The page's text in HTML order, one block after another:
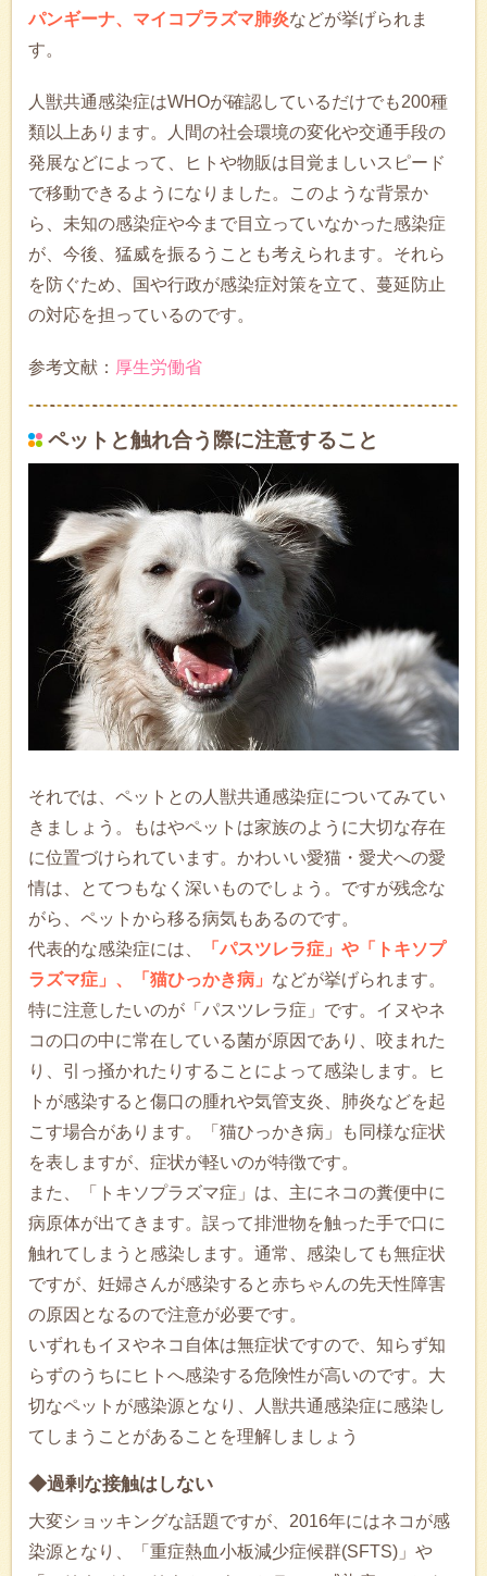
パンギーナ、マイコプラズマ肺炎などが挙げられま
す。
人獣共通感染症はWHOが確認しているだけでも200種
類以上あります。人間の社会環境の変化や交通手段の
発展などによって、ヒトや物販は目覚ましいスピード
で移動できるようになりました。このような背景か
ら、未知の感染症や今まで目立っていなかった感染症
が、今後、猛威を振るうことも考えられます。それら
を防ぐため、国や行政が感染症対策を立て、蔓延防止
の対応を担っているのです。
参考文献： 厚生労働省
ペットと触れ合う際に注意すること
それでは、ペットとの人獣共通感染症についてみてい
きましょう。もはやペットは家族のように大切な存在
に位置づけられています。かわいい愛猫・愛犬への愛
情は、とてつもなく深いものでしょう。ですが残念な
がら、ペットから移る病気もあるのです。
代表的な感染症には、
「パスツレラ症」や「トキソプ
ラズマ症」、「猫ひっかき病」 などが挙げられます。
特に注意したいのが「パスツレラ症」です。イヌやネ
コの口の中に常在している菌が原因であり、咬まれた
り、引っ掻かれたりすることによって感染します。ヒ
トが感染すると傷口の腫れや気管支炎、肺炎などを起
こす場合があります。「猫ひっかき病」も同様な症状
を表しますが、症状が軽いのが特徴です。
また、「トキソプラズマ症」は、主にネコの糞便中に
病原体が出てきます。誤って排泄物を触った手で口に
触れてしまうと感染します。通常、感染しても無症状
ですが、妊婦さんが感染すると赤ちゃんの先天性障害
の原因となるので注意が必要です。
いずれもイヌやネコ自体は無症状ですので、知らず知
らずのうちにヒトへ感染する危険性が高いのです。大
切なペットが感染源となり、人獣共通感染症に感染し
てしまうことがあることを理解しましょう
◆過剰な接触はしない
大変ショッキングな話題ですが、2016年にはネコが感
染源となり、「重症熱血小板減少症候群(SFTS)」や